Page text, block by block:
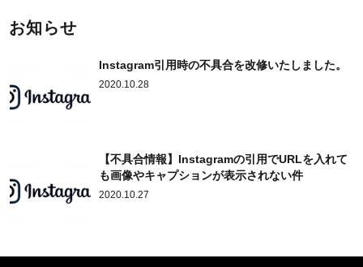
お知らせ
Instagram引用時の不具合を改修いたしました。
2020.10.28
【不具合情報】Instagramの引用でURLを入れて
も画像やキャプションが表示されない件
2020.10.27